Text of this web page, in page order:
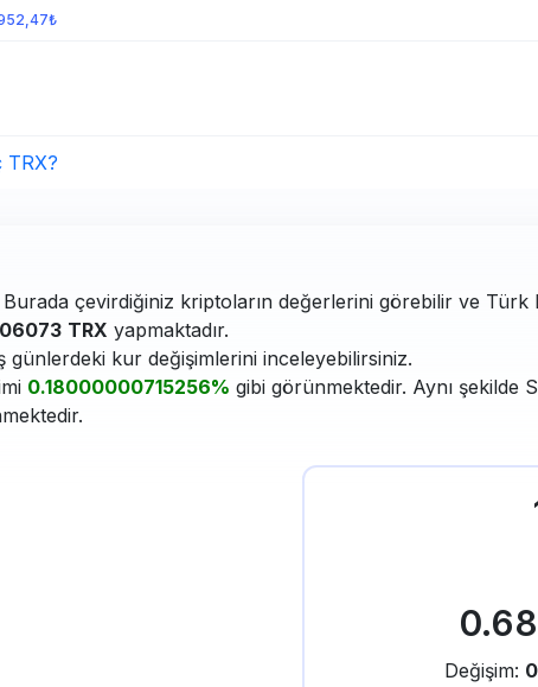
TRX?
çevirdiğiniz kriptoların değerlerini görebilir ve Türk
TRX yapmaktadır.
günlerdeki kur değişimlerini inceleyebilirsiniz.
0.18000000715256% gibi görünmektedir. Aynı şekilde
Değişim: